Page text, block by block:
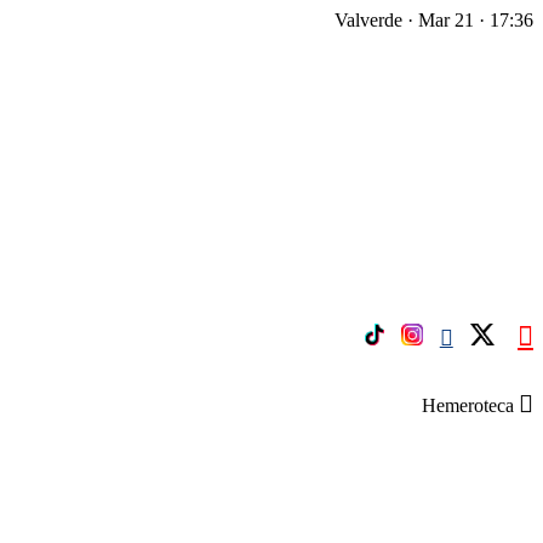
Valverde · Mar 21 · 17:36
Hemeroteca